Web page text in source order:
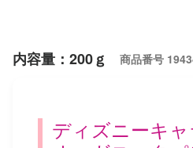
内容量：200ｇ 商品番号
ディズニーキ